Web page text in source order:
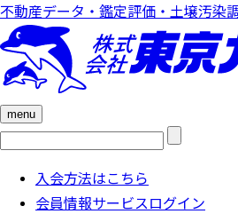
不動産データ・鑑定評価・土壌汚染
menu
検
入会方法はこちら
会員情報サービスログイン